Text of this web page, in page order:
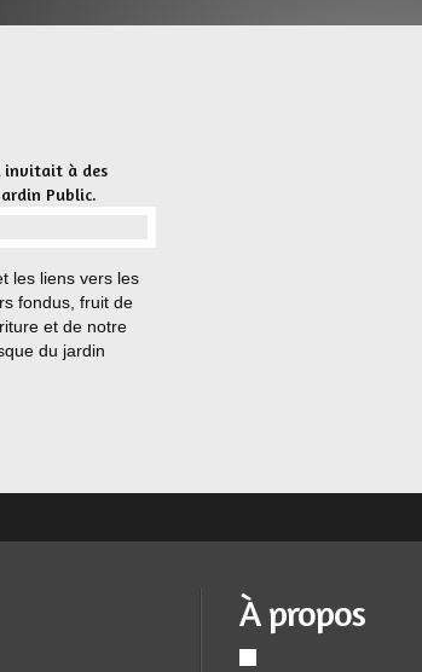
invitait à des
Public.
les liens vers les
fondus, fruit de
et de notre
du jardin
première le
des textes,...
À propos